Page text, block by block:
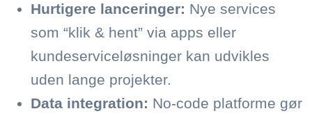
Hurtigere lanceringer: Nye services
som “klik & hent” via apps eller
kundeserviceløsninger kan udvikles
uden lange projekter.
Data integration: No-code platforme gør